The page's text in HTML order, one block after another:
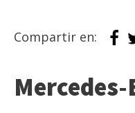
Compartir en: